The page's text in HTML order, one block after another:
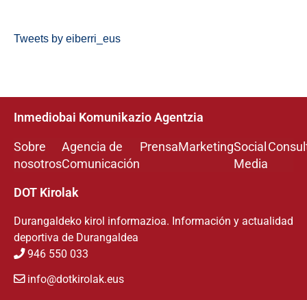
Tweets by eiberri_eus
Inmediobai Komunikazio Agentzia
Sobre
nosotros
Agencia de
Comunicación
PrensaMarketingSocial
Media
DOT Kirolak
Durangaldeko kirol informazioa. Información y actualidad
deportiva de Durangaldea
946 550 033
info@dotkirolak.eus